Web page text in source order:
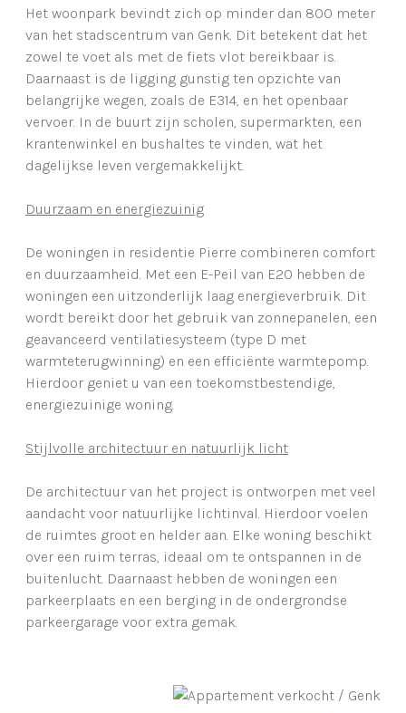
Het woonpark bevindt zich op minder dan 800 meter
van het stadscentrum van Genk. Dit betekent dat het
zowel te voet als met de fiets vlot bereikbaar is.
Daarnaast is de ligging gunstig ten opzichte van
belangrijke wegen, zoals de E314, en het openbaar
vervoer. In de buurt zijn scholen, supermarkten, een
krantenwinkel en bushaltes te vinden, wat het
dagelijkse leven vergemakkelijkt.
Duurzaam en energiezuinig
De woningen in residentie Pierre combineren comfort
en duurzaamheid. Met een E-Peil van E20 hebben de
woningen een uitzonderlijk laag energieverbruik. Dit
wordt bereikt door het gebruik van zonnepanelen, een
geavanceerd ventilatiesysteem (type D met
warmteterugwinning) en een efficiënte warmtepomp.
Hierdoor geniet u van een toekomstbestendige,
energiezuinige woning.
Stijlvolle architectuur en natuurlijk licht
De architectuur van het project is ontworpen met veel
aandacht voor natuurlijke lichtinval. Hierdoor voelen
de ruimtes groot en helder aan. Elke woning beschikt
over een ruim terras, ideaal om te ontspannen in de
buitenlucht. Daarnaast hebben de woningen een
parkeerplaats en een berging in de ondergrondse
parkeergarage voor extra gemak.